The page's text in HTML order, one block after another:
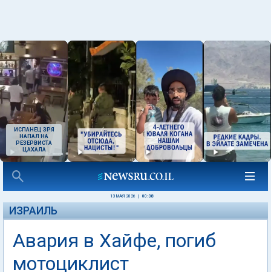
ИСПАНЕЦ ЗРЯ
НАПАЛ НА
РЕЗЕРВИСТА
ЦАХАЛА
13 МАЯ 2026 00:38
ИЗРАИЛЬ
Авария в Хайфе, погиб
мотоциклист